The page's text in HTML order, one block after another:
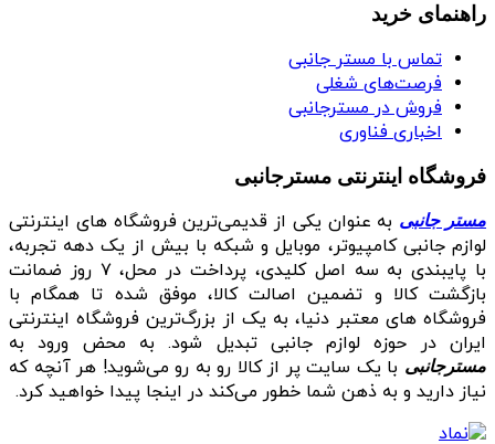
راهنمای خرید
تماس با مستر جانبی
فرصت‌های شغلی
فروش در مسترجانبی
اخباری فناوری
فروشگاه اینترنتی مسترجانبی
مستر جانبی به عنوان یکی از قدیمی‌ترین فروشگاه های اینترنتی
لوازم جانبی کامپیوتر، موبایل و شبکه با بیش از یک دهه تجربه،
با پایبندی به سه اصل کلیدی، پرداخت در محل، ۷ روز ضمانت
بازگشت کالا و تضمین اصالت کالا، موفق شده تا همگام با
فروشگاه‌ های معتبر دنیا، به یک از بزرگ‌ترین فروشگاه اینترنتی
ایران در حوزه لوازم جانبی تبدیل شود. به محض ورود به
مسترجانبی با یک سایت پر از کالا رو به رو می‌شوید! هر آنچه که
نیاز دارید و به ذهن شما خطور می‌کند در اینجا پیدا خواهید کرد.